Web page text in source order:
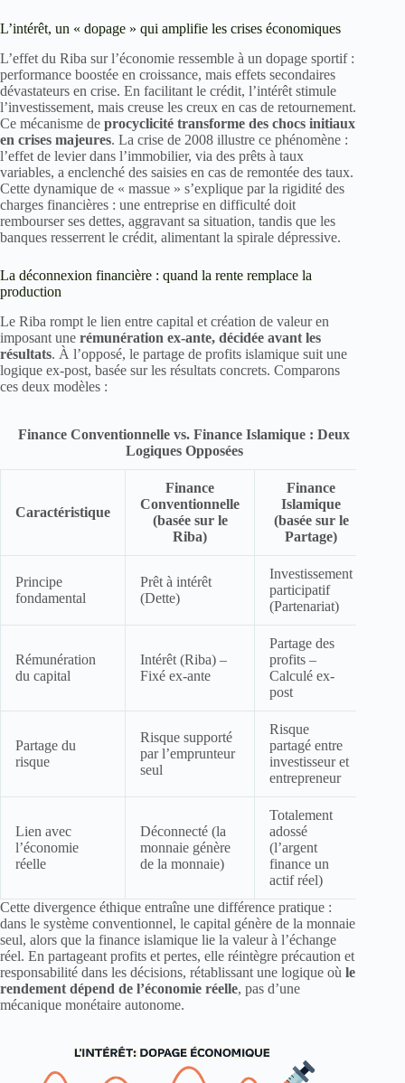
L’intérêt, un « dopage » qui amplifie les crises économiques
L’effet du Riba sur l’économie ressemble à un dopage sportif :
performance boostée en croissance, mais effets secondaires
dévastateurs en crise. En facilitant le crédit, l’intérêt stimule
l’investissement, mais creuse les creux en cas de retournement.
Ce mécanisme de procyclicité transforme des chocs initiaux
en crises majeures. La crise de 2008 illustre ce phénomène :
l’effet de levier dans l’immobilier, via des prêts à taux
variables, a enclenché des saisies en cas de remontée des taux.
Cette dynamique de « massue » s’explique par la rigidité des
charges financières : une entreprise en difficulté doit
rembourser ses dettes, aggravant sa situation, tandis que les
banques resserrent le crédit, alimentant la spirale dépressive.
La déconnexion financière : quand la rente remplace la
production
Le Riba rompt le lien entre capital et création de valeur en
imposant une rémunération ex-ante, décidée avant les
résultats. À l’opposé, le partage de profits islamique suit une
logique ex-post, basée sur les résultats concrets. Comparons
ces deux modèles :
Finance Conventionnelle vs. Finance Islamique : Deux
Logiques Opposées
Caractéristique
Finance
Conventionnelle
(basée sur le
Riba)
Finance
Islamique
(basée sur le
Partage)
Principe
fondamental
Prêt à intérêt
(Dette)
Investissement
participatif
(Partenariat)
Rémunération
du capital
Intérêt (Riba) –
Fixé ex-ante
Partage des
profits –
Calculé ex-
post
Partage du
risque
Risque supporté
par l’emprunteur
seul
Risque
partagé entre
investisseur et
entrepreneur
Lien avec
l’économie
réelle
Déconnecté (la
monnaie génère
de la monnaie)
Totalement
adossé
(l’argent
finance un
actif réel)
Cette divergence éthique entraîne une différence pratique :
dans le système conventionnel, le capital génère de la monnaie
seul, alors que la finance islamique lie la valeur à l’échange
réel. En partageant profits et pertes, elle réintègre précaution et
responsabilité dans les décisions, rétablissant une logique où le
rendement dépend de l’économie réelle, pas d’une
mécanique monétaire autonome.